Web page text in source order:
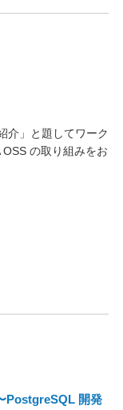
介」と題してワーク
の取り組みをお
PostgreSQL 開発